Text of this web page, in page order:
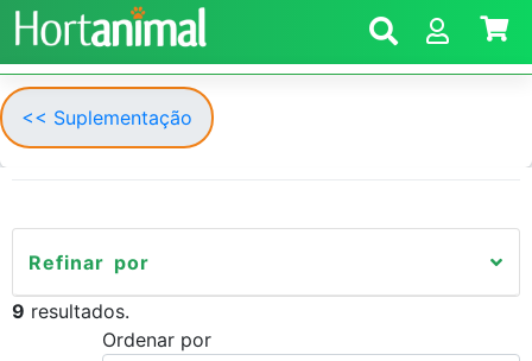
<< Suplementação
Refinar por
9 resultados.
Ordenar por